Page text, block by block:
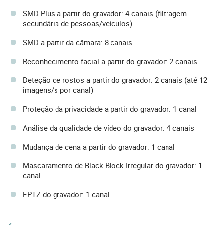
SMD Plus a partir do gravador: 4 canais (filtragem
secundária de pessoas/veículos)
SMD a partir da câmara: 8 canais
Reconhecimento facial a partir do gravador: 2 canais
Deteção de rostos a partir do gravador: 2 canais (até 12
imagens/s por canal)
Proteção da privacidade a partir do gravador: 1 canal
Análise da qualidade de vídeo do gravador: 4 canais
Mudança de cena a partir do gravador: 1 canal
Mascaramento de Black Block Irregular do gravador: 1
canal
EPTZ do gravador: 1 canal